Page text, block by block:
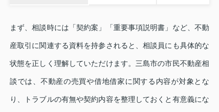
まず、相談時には「契約案」「重要事項説明書」など、不動
産取引に関連する資料を持参されると、相談員にも具体的な
状態を正しく理解していただけます。三島市の市民不動産相
談では、不動産の売買や借地借家に関する内容が対象とな
り、トラブルの有無や契約内容を整理しておくと有意義にな